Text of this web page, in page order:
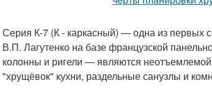
Серия К-7 (К - каркасный) — одна из первых
В.П. Лагутенко на базе французской
колонны и ригели — являются
"хрущёвок" кухни, раздельные санузлы и